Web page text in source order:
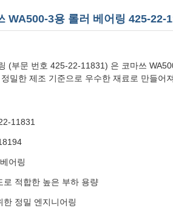
WA500-3용 롤러 베어링 425-22-
(부문 번호 425-22-11831) 은 코마쓰
밀한 제조 기준으로 우수한 재료로 만들어
11831
어링
로 적합한 높은 부하 용량
한 정밀 엔지니어링